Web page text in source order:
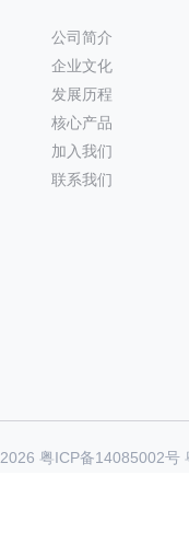
公司简介
企业文化
发展历程
核心产品
加入我们
联系我们
2026 粤ICP备14085002号